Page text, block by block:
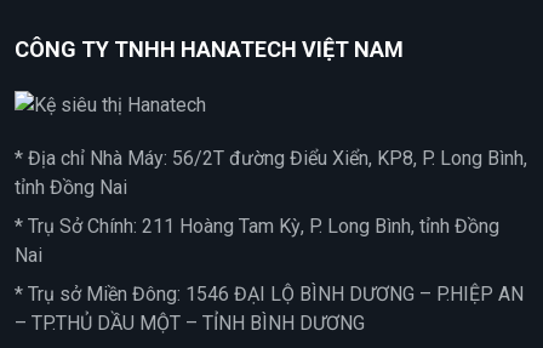
CÔNG TY TNHH HANATECH VIỆT NAM
* Địa chỉ Nhà Máy: 56/2T đường Điểu Xiển, KP8, P. Long Bình,
tỉnh Đồng Nai
* Trụ Sở Chính: 211 Hoàng Tam Kỳ, P. Long Bình, tỉnh Đồng
Nai
* Trụ sở Miền Đông: 1546 ĐẠI LỘ BÌNH DƯƠNG – P.HIỆP AN
– TP.THỦ DẦU MỘT – TỈNH BÌNH DƯƠNG